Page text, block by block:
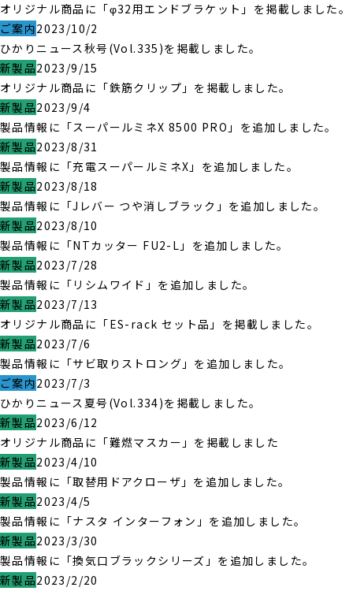
オリジナル商品に「φ32用エンドブラケット」を掲載しました。
ご案内2023/10/2
ひかりニュース秋号(Vol.335)を掲載しました。
新製品2023/9/15
オリジナル商品に「鉄筋クリップ」を掲載しました。
新製品2023/9/4
製品情報に「スーパールミネX 8500 PRO」を追加しました。
新製品2023/8/31
製品情報に「充電スーパールミネX」を追加しました。
新製品2023/8/18
製品情報に「Jレバー つや消しブラック」を追加しました。
新製品2023/8/10
製品情報に「NTカッター FU2-L」を追加しました。
新製品2023/7/28
製品情報に「リシムワイド」を追加しました。
新製品2023/7/13
オリジナル商品に「ES-rack セット品」を掲載しました。
新製品2023/7/6
製品情報に「サビ取りストロング」を追加しました。
ご案内2023/7/3
ひかりニュース夏号(Vol.334)を掲載しました。
新製品2023/6/12
オリジナル商品に「難燃マスカー」を掲載しました
新製品2023/4/10
製品情報に「取替用ドアクローザ」を追加しました。
新製品2023/4/5
製品情報に「ナスタ インターフォン」を追加しました。
新製品2023/3/30
製品情報に「換気口ブラックシリーズ」を追加しました。
新製品2023/2/20